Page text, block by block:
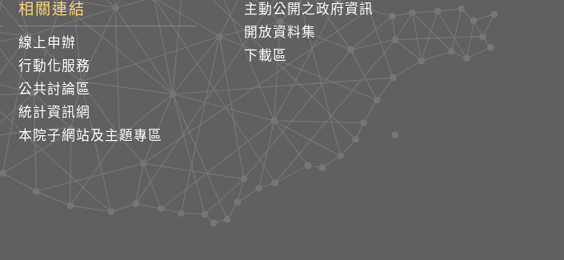
主動公開之政府資訊
開放資料集
下載區
相關連結
線上申辦
行動化服務
公共討論區
統計資訊網
本院子網站及主題專區